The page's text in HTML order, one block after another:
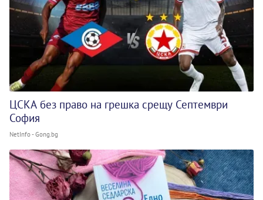
ЦСКА без право на грешка срещу Септември
София
NetInfo - Gong.bg